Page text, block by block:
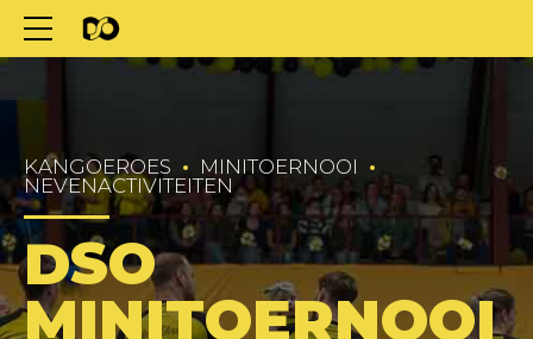
KANGOEROES
MINITOERNOOI
NEVENACTIVITEITEN
DSO
MINITOERNOOI